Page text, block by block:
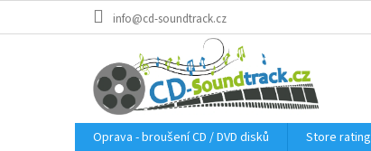
info@cd-soundtrack.cz
Oprava - broušení CD / DVD disků Store rating